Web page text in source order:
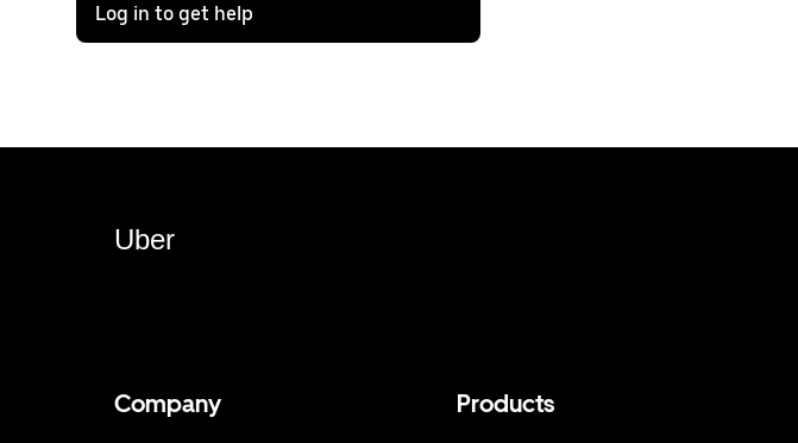
Log in to get help
Uber
Company Products